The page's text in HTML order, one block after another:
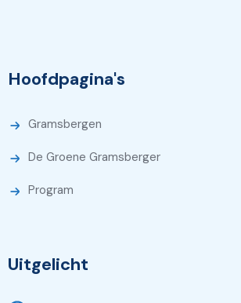
Hoofdpagina's
Gramsbergen
De Groene Gramsberger
Program
Uitgelicht